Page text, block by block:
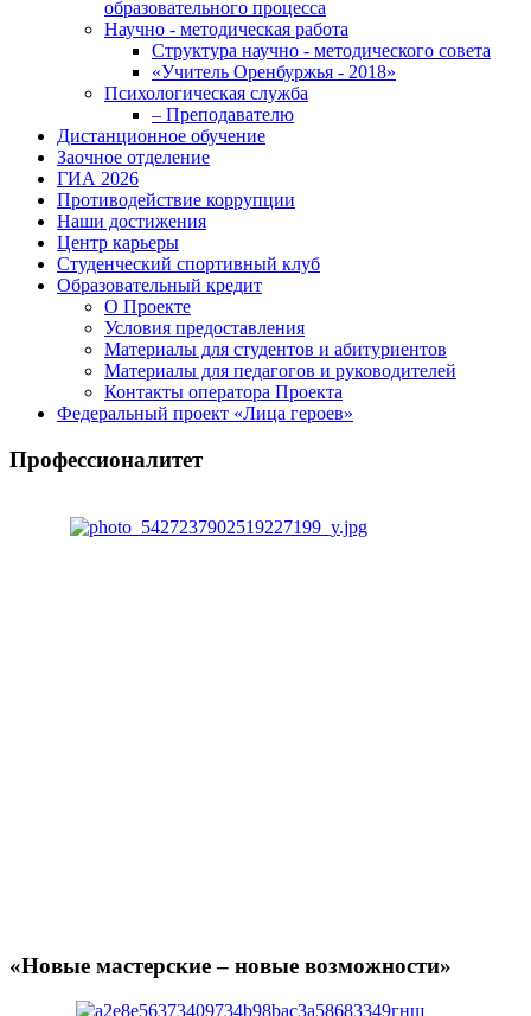
образовательного процесса
Научно - методическая работа
Структура научно - методического совета
«Учитель Оренбуржья - 2018»
Психологическая служба
– Преподавателю
Дистанционное обучение
Заочное отделение
ГИА 2026
Противодействие коррупции
Наши достижения
Центр карьеры
Студенческий спортивный клуб
Образовательный кредит
О Проекте
Условия предоставления
Материалы для студентов и абитуриентов
Материалы для педагогов и руководителей
Контакты оператора Проекта
Федеральный проект «Лица героев»
Профессионалитет
«Новые мастерские – новые возможности»